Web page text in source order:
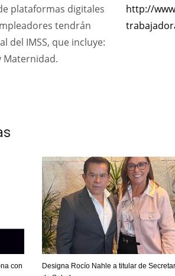
plataformas digitales
tendrán
del IMSS, que incluye:
Maternidad.
http://
con
Designa Rocío Nahle a titular de